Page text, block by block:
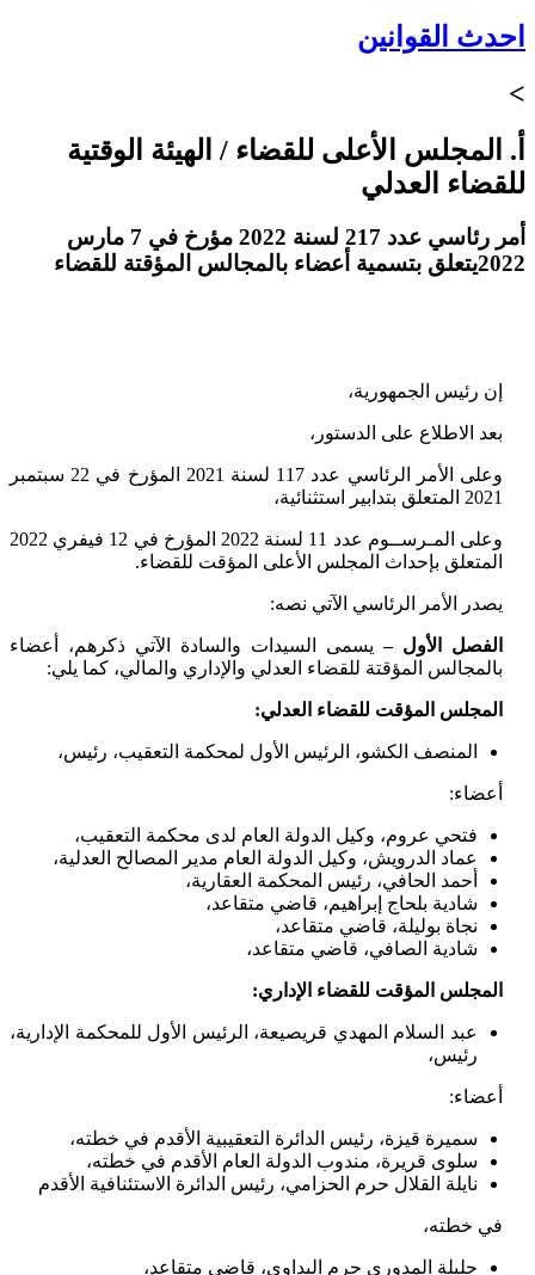
احدث القوانين
>
أ. المجلس الأعلى للقضاء / الهيئة الوقتية
للقضاء العدلي
أمر رئاسي عدد 217 لسنة 2022 مؤرخ في 7 مارس
2022يتعلق بتسمية أعضاء بالمجالس المؤقتة للقضاء
إن رئيس الجمهورية،
بعد الاطلاع على الدستور،
وعلى الأمر الرئاسي عدد 117 لسنة 2021 المؤرخ في 22 سبتمبر
2021 المتعلق بتدابير استثنائية،
وعلى المـرســوم عدد 11 لسنة 2022 المؤرخ في 12 فيفري 2022
المتعلق بإحداث المجلس الأعلى المؤقت للقضاء.
يصدر الأمر الرئاسي الآتي نصه:
الفصل الأول –يسمى السيدات والسادة الآتي ذكرهم، أعضاء
بالمجالس المؤقتة للقضاء العدلي والإداري والمالي، كما يلي:
المجلس المؤقت للقضاء العدلي:
المنصف الكشو، الرئيس الأول لمحكمة التعقيب، رئيس،
أعضاء:
فتحي عروم، وكيل الدولة العام لدى محكمة التعقيب،
عماد الدرويش، وكيل الدولة العام مدير المصالح العدلية،
أحمد الحافي، رئيس المحكمة العقارية،
شادية بلحاج إبراهيم، قاضي متقاعد،
نجاة بوليلة، قاضي متقاعد،
شادية الصافي، قاضي متقاعد،
المجلس المؤقت للقضاء الإداري:
عبد السلام المهدي قريصيعة، الرئيس الأول للمحكمة الإدارية،
رئيس،
أعضاء:
سميرة قيزة، رئيس الدائرة التعقيبية الأقدم في خطته،
سلوى قريرة، مندوب الدولة العام الأقدم في خطته،
نايلة القلال حرم الحزامي، رئيس الدائرة الاستئنافية الأقدم
في خطته،
جليلة المدوري حرم البداوي، قاضي متقاعد،